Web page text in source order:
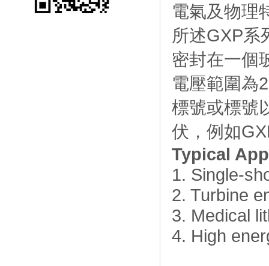
電氣及物理
所述GXP系
密封在一個
電壓範圍為
標號或標號
伏，例如
Typical
1. Single-
2. Turbine
3. Medical
4. High